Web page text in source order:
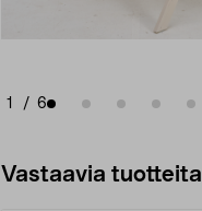
1 / 6
Vastaavia tuotteita